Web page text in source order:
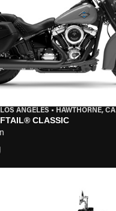
ANGELES • HAWTHORNE, CA
CLASSIC